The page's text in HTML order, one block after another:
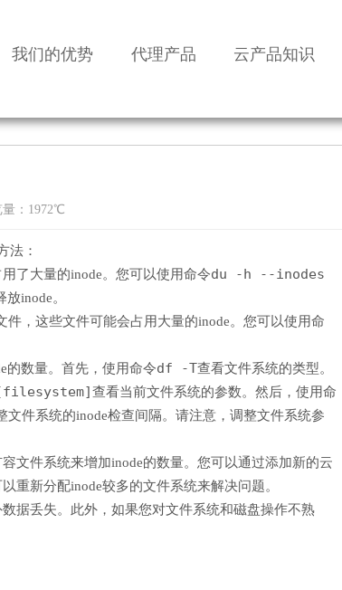
我们的优势 代理产品 云产品知识
量：1972℃
法：
了大量的inode。您可以使用命令du -h --inodes
inode。
件，这些文件可能会占用大量的inode。您可以使用命
的数量。首先，使用命令df -T查看文件系统的类型。
查看当前文件系统的参数。然后，使用命
文件系统的inode检查间隔。请注意，调整文件系统参
文件系统来增加inode的数量。您可以通过添加新的云
重新分配inode较多的文件系统来解决问题。
据丢失。此外，如果您对文件系统和磁盘操作不熟